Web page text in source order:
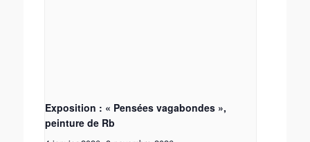
Exposition : « Pensées vagabondes »,
peinture de Rb